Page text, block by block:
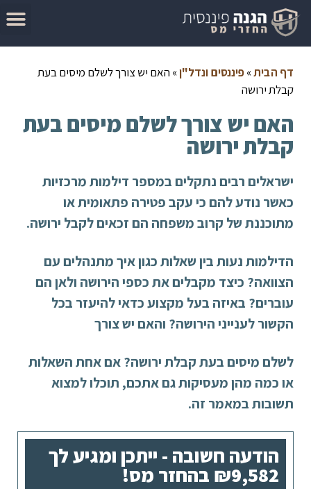
דף הבית»פיננסים ונדל"ן» האם יש צורך לשלם מיסים בעת
קבלת ירושה
האם יש צורך לשלם מיסים בעת
קבלת ירושה
ישראלים רבים נתקלים במספר דילמות מרכזיות
כאשר נודע להם כי עקב פטירה פתאומית או
מתוכננת של קרוב משפחה הם זכאים לקבל ירושה.
הדילמות נעות בין שאלות כגון איך מתנהלים עם
הצוואה? כיצד מקבלים את כספי הירושה ולאן הם
עוברים? באיזה בעל מקצוע כדאי להיעזר בכל
הקשור לענייני הירושה? והאם יש צורך
לשלם מיסים בעת קבלת ירושה? אם אחת השאלות
או כמה מהן מעסיקות גם אתכם, תוכלו למצוא
תשובות במאמר זה.
הודעה חשובה - ייתכן ומגיע לך
₪9,582 בהחזר מס!